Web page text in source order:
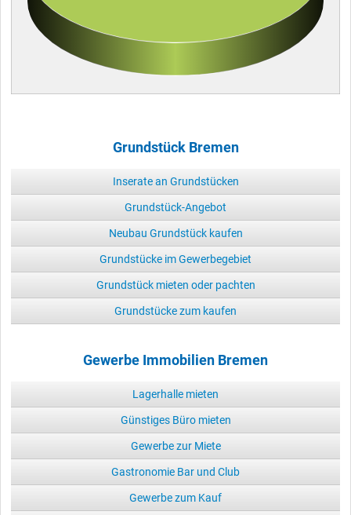
Grundstück Bremen
Inserate an Grundstücken
Grundstück-Angebot
Neubau Grundstück kaufen
Grundstücke im Gewerbegebiet
Grundstück mieten oder pachten
Grundstücke zum kaufen
Gewerbe Immobilien Bremen
Lagerhalle mieten
Günstiges Büro mieten
Gewerbe zur Miete
Gastronomie Bar und Club
Gewerbe zum Kauf